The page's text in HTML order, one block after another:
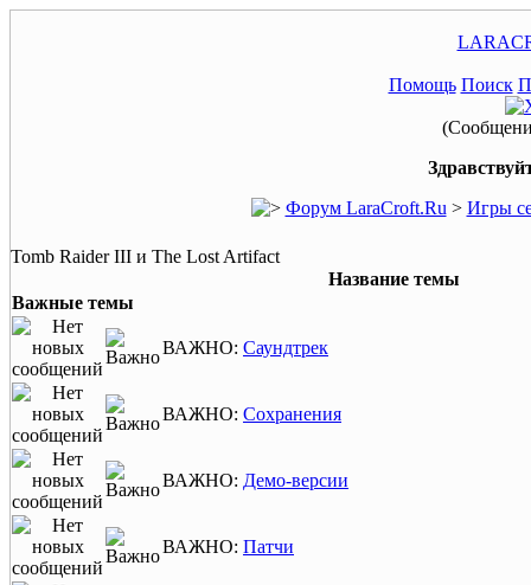
Помощь Поиск
Форум LaraCroft.Ru > Игры
Tomb Raider III и The Lost Artifact
Название темы
Важные темы
ВАЖНО: Саундтрек
ВАЖНО: Сохранения
ВАЖНО: Демо-версии
ВАЖНО: Патчи